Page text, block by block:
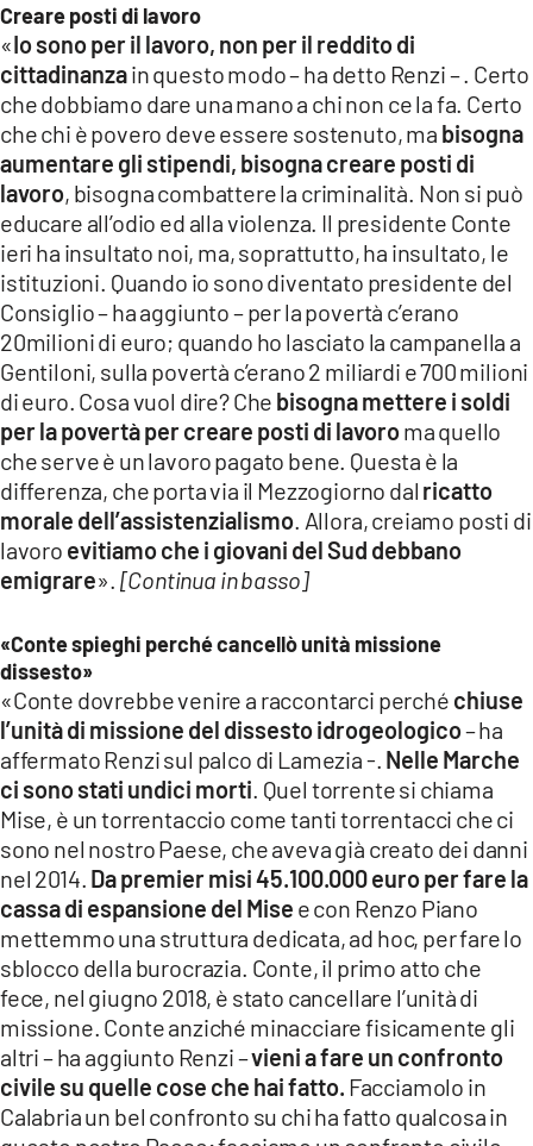
Creare posti di lavoro
«Io sono per il lavoro, non per il reddito di
cittadinanzain questo modo – ha detto Renzi – . Certo
che dobbiamo dare una mano a chi non ce la fa. Certo
che chi è povero deve essere sostenuto, ma bisogna
aumentare gli stipendi, bisogna creare posti di
lavoro, bisogna combattere la criminalità. Non si può
educare all’odio ed alla violenza. Il presidente Conte
ieri ha insultato noi, ma, soprattutto, ha insultato, le
istituzioni. Quando io sono diventato presidente del
Consiglio – ha aggiunto – per la povertà c’erano
20milioni di euro; quando ho lasciato la campanella a
Gentiloni, sulla povertà c’erano 2 miliardi e 700 milioni
di euro. Cosa vuol dire? Che bisogna mettere i soldi
per la povertà per creare posti di lavoroma quello
che serve è un lavoro pagato bene. Questa è la
differenza, che porta via il Mezzogiorno dal ricatto
morale dell’assistenzialismo . Allora, creiamo posti di
lavoro evitiamo che i giovani del Sud debbano
emigrare». [Continua in basso]
«Conte spieghi perché cancellò unità missione
dissesto»
«Conte dovrebbe venire a raccontarci perché chiuse
l’unità di missione del dissesto idrogeologico– ha
affermato Renzi sul palco di Lamezia -. Nelle Marche
ci sono stati undici morti . Quel torrente si chiama
Mise, è un torrentaccio come tanti torrentacci che ci
sono nel nostro Paese, che aveva già creato dei danni
nel 2014. Da premier misi 45.100.000 euro per fare la
cassa di espansione del Mise e con Renzo Piano
mettemmo una struttura dedicata, ad hoc, per fare lo
sblocco della burocrazia. Conte, il primo atto che
fece, nel giugno 2018, è stato cancellare l’unità di
missione. Conte anziché minacciare fisicamente gli
altri – ha aggiunto Renzi –vieni a fare un confronto
civile su quelle cose che hai fatto. Facciamolo in
Calabria un bel confronto su chi ha fatto qualcosa in